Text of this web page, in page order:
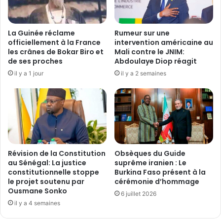
l
l
e
p
o
u
r
è
v
e
s
D
é
p
l
a
n
s
i
t
i
o
y
y
a
n
!
»
a
u
La Guinée réclame
officiellement à la France
les crânes de Bokar Biro et
de ses proches
il y a 1 jour
Rumeur sur une
intervention américaine au
Mali contre le JNIM:
Abdoulaye Diop réagit
il y a 2 semaines
Révision de la Constitution
au Sénégal: La justice
constitutionnelle stoppe
le projet soutenu par
Ousmane Sonko
il y a 4 semaines
Obsèques du Guide
suprême iranien : Le
Burkina Faso présent à la
cérémonie d’hommage
6 juillet 2026